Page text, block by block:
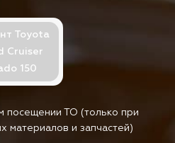
Toyota
Cruiser
150
посещении ТО (только при
материалов и запчастей)